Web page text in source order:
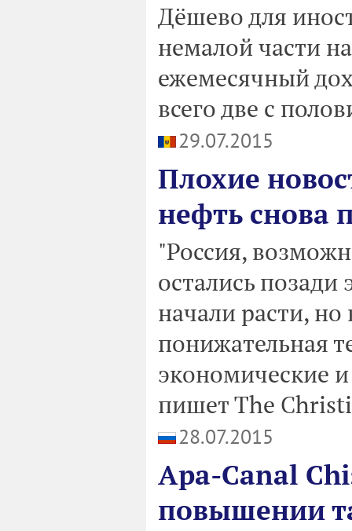
Дёшево для
немалой части
ежемесячный
всего две с
29.07.2015
Плохие
нефть снова
"Россия,
остались позади
начали расти,
понижательная
экономические
пишет The
28.07.2015
Apa-Canal
повышении